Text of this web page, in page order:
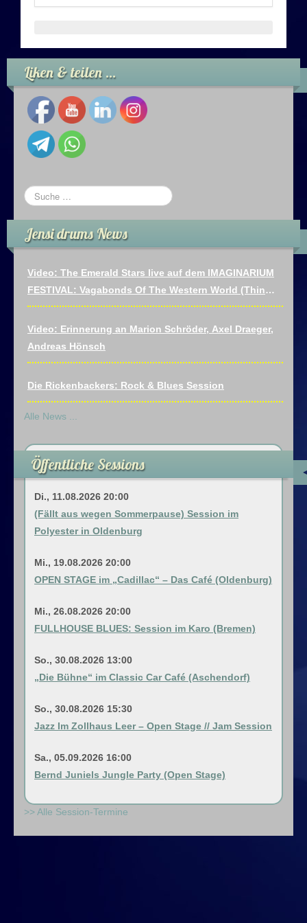
Session-Termine
Session-Videos
Session-Audios
Playalongs
Playalong-Videos
Netzsession-Videos
Impressum
Datenschutz
Liken & teilen …
Jensi drums News
Video: The Emerald Stars live auf dem IMAGINARIUM
FESTIVAL: Vagabonds Of The Western World (Thin
Lizzy)
Video: Erinnerung an Marion Schröder, Axel Draeger,
Andreas Hönsch
Die Rickenbackers: Rock & Blues Session
Alle News ...
Öffentliche Sessions
Di., 11.08.2026 20:00
(Fällt aus wegen Sommerpause) Session im
Polyester in Oldenburg
Mi., 19.08.2026 20:00
OPEN STAGE im „Cadillac“ – Das Café (Oldenburg)
Mi., 26.08.2026 20:00
FULLHOUSE BLUES: Session im Karo (Bremen)
So., 30.08.2026 13:00
„Die Bühne“ im Classic Car Café (Aschendorf)
So., 30.08.2026 15:30
Jazz Im Zollhaus Leer – Open Stage // Jam Session
Sa., 05.09.2026 16:00
Bernd Juniels Jungle Party (Open Stage)
>> Alle Session-Termine